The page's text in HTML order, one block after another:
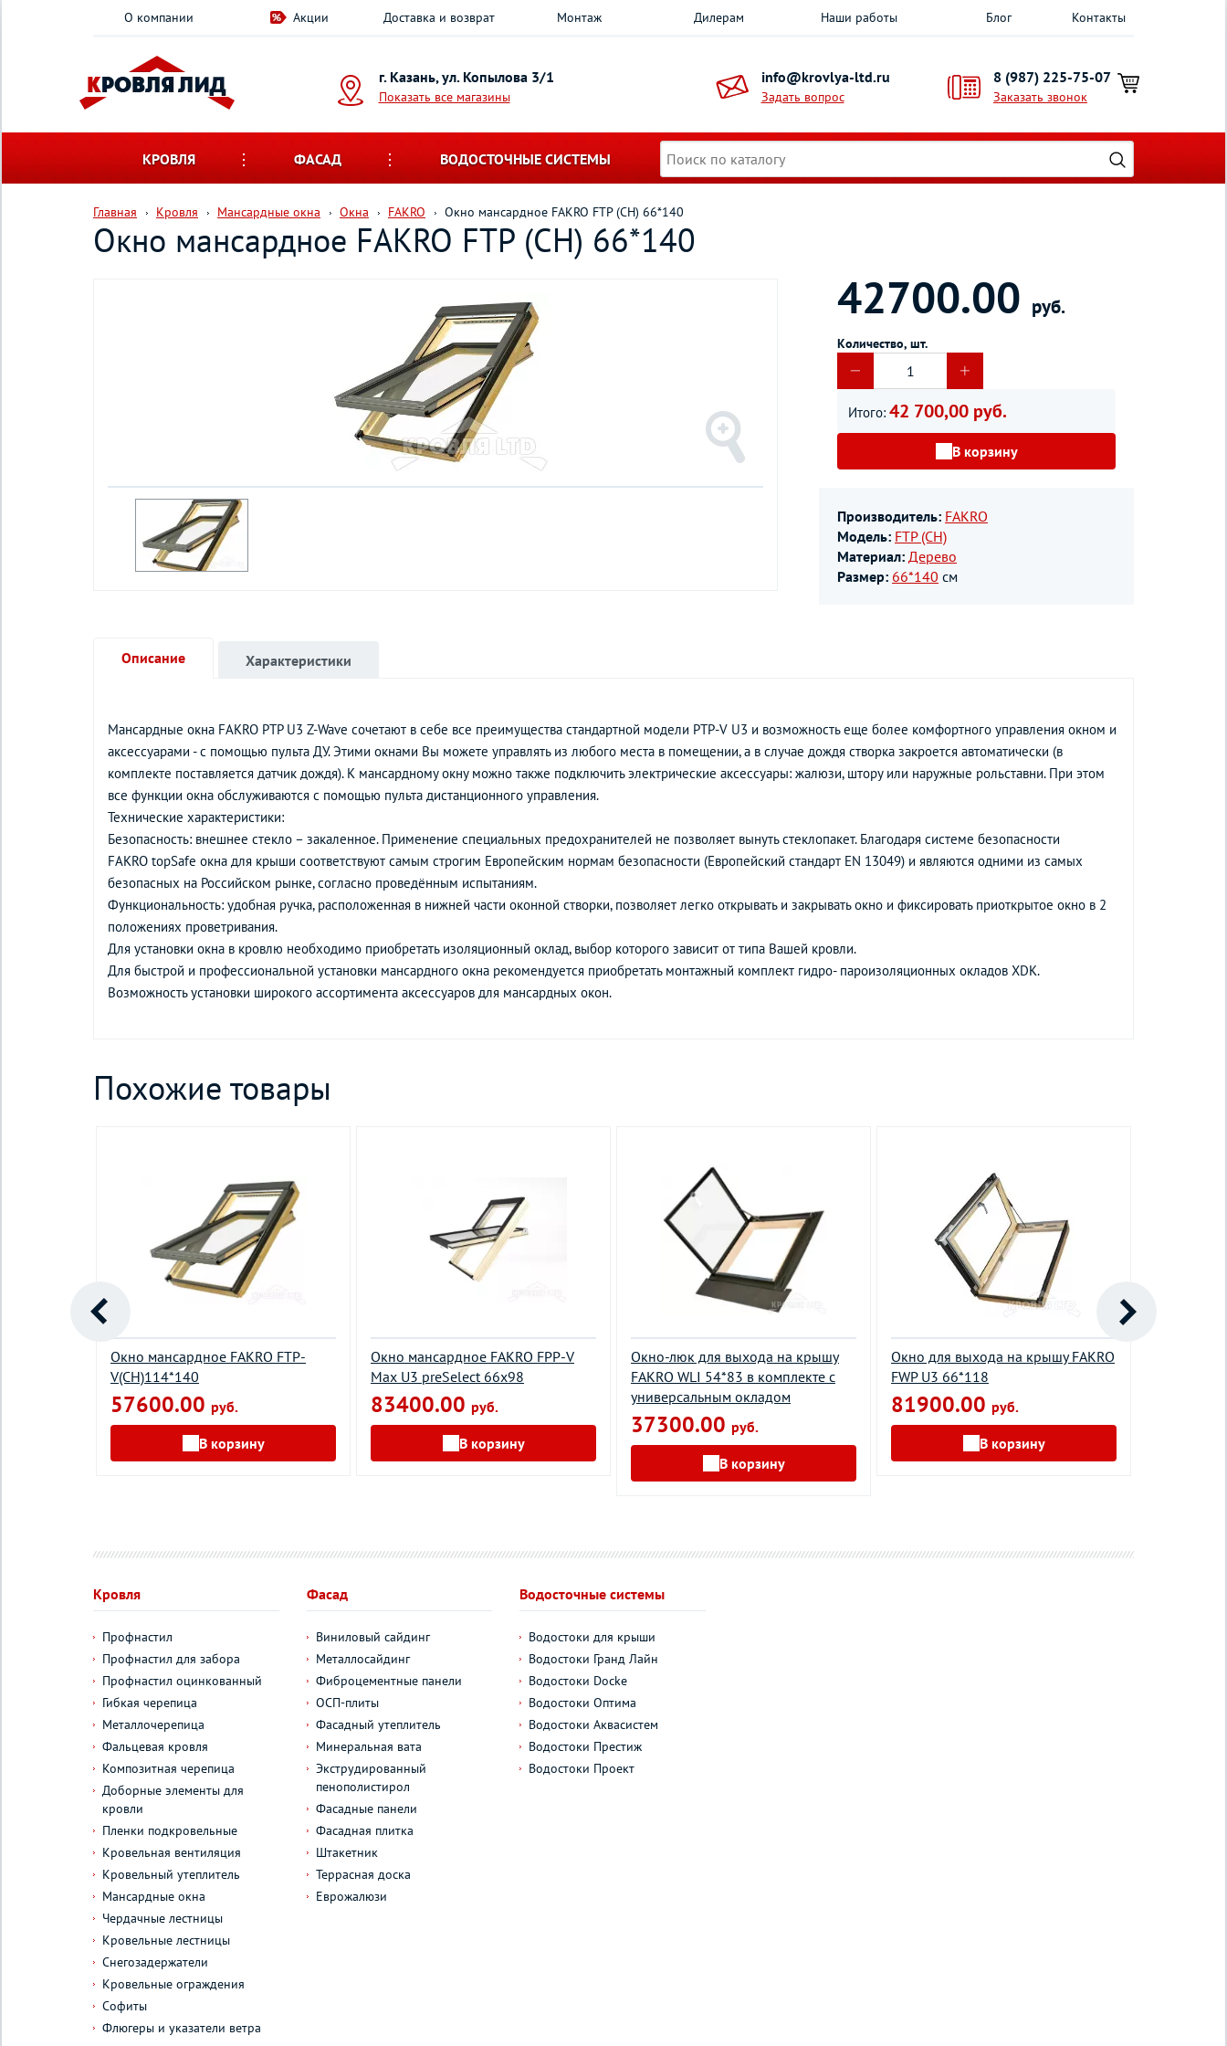
О компании Акции Доставка и возврат Монтаж Дилерам Наши работы Блог Контакты
г. Казань, ул. Копылова 3/1
Показать все магазины
info@krovlya-ltd.ru
Задать вопрос
8 (987) 225-75-07
Заказать звонок
КРОВЛЯ ФАСАД ВОДОСТОЧНЫЕ СИСТЕМЫ
Главная Кровля Мансардные окна Окна FAKRO Окно мансардное FAKRO FTP (CH) 66*140
Окно мансардное FAKRO FTP (CH) 66*140
42700.00 руб.
Количество, шт.
Итого: 42 700,00 руб.
В корзину
Производитель: FAKRO
Модель: FTP (CH)
Материал: Дерево
Размер: 66*140 см
Описание
Мансардные окна FAKRO PTP U3 Z-Wave сочетают в себе все преимущества стандартной модели PTP-V U3 и возможность еще более комфортного управления окном и
аксессуарами - с помощью пульта ДУ. Этими окнами Вы можете управлять из любого места в помещении, а в случае дождя створка закроется автоматически (в
комплекте поставляется датчик дождя). К мансардному окну можно также подключить электрические аксессуары: жалюзи, штору или наружные рольставни. При этом
все функции окна обслуживаются с помощью пульта дистанционного управления.
Технические характеристики:
Безопасность: внешнее стекло – закаленное. Применение специальных предохранителей не позволяет вынуть стеклопакет. Благодаря системе безопасности
FAKRO topSafe окна для крыши соответствуют самым строгим Европейским нормам безопасности (Европейский стандарт EN 13049) и являются одними из самых
безопасных на Российском рынке, согласно проведённым испытаниям.
Функциональность: удобная ручка, расположенная в нижней части оконной створки, позволяет легко открывать и закрывать окно и фиксировать приоткрытое окно в 2
положениях проветривания.
Для установки окна в кровлю необходимо приобретать изоляционный оклад, выбор которого зависит от типа Вашей кровли.
Для быстрой и профессиональной установки мансардного окна рекомендуется приобретать монтажный комплект гидро- пароизоляционных окладов XDK.
Возможность установки широкого ассортимента аксессуаров для мансардных окон.
Характеристики
Похожие товары
Окно мансардное FAKRO FTP-
V(СН)114*140
57600.00 руб.
В корзину
Окно мансардное FAKRO FPP-V
Мах U3 preSelect 66х98
83400.00 руб.
В корзину
Окно-люк для выхода на крышу
FAKRO WLI 54*83 в комплекте с
универсальным окладом
37300.00 руб.
В корзину
Окно для выхода на крышу FAKRO
FWP U3 66*118
81900.00 руб.
В корзину
Кровля
Профнастил
Профнастил для забора
Профнастил оцинкованный
Гибкая черепица
Металлочерепица
Фальцевая кровля
Композитная черепица
Доборные элементы для
кровли
Пленки подкровельные
Кровельная вентиляция
Кровельный утеплитель
Мансардные окна
Чердачные лестницы
Кровельные лестницы
Снегозадержатели
Кровельные ограждения
Софиты
Флюгеры и указатели ветра
Фасад
Виниловый сайдинг
Металлосайдинг
Фиброцементные панели
ОСП-плиты
Фасадный утеплитель
Минеральная вата
Экструдированный
пенополистирол
Фасадные панели
Фасадная плитка
Штакетник
Террасная доска
Еврожалюзи
Водосточные системы
Водостоки для крыши
Водостоки Гранд Лайн
Водостоки Docke
Водостоки Оптима
Водостоки Аквасистем
Водостоки Престиж
Водостоки Проект